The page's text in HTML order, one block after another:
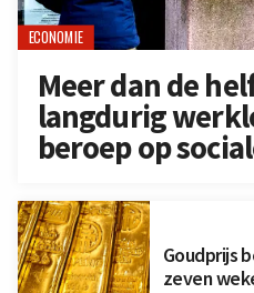
ECONOMIE
Meer dan de
langdurig
beroep op
Goudprijs
zeven